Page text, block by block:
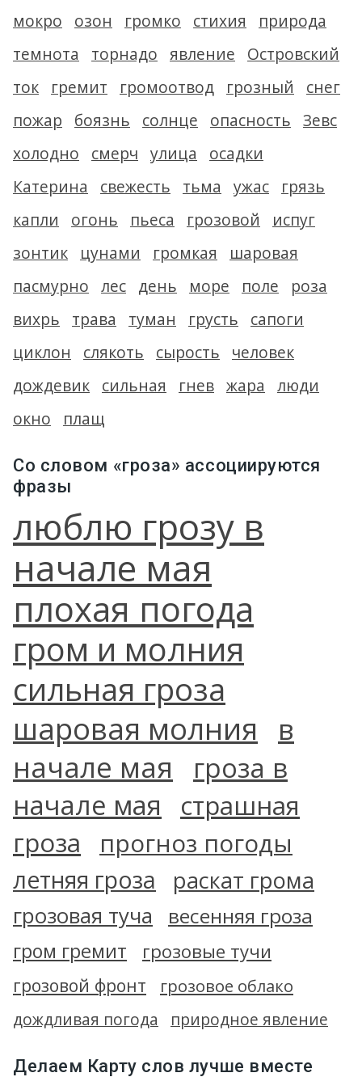
мокро
озон громко стихия
природа
темнота
торнадо явление
Островский
ток
гремит громоотвод грозный
снег
пожар
боязнь солнце опасность Зевс
холодно
смерч улица
осадки
Катерина
свежесть тьма ужас
грязь
капли
огонь пьеса грозовой
испуг
зонтик
цунами громкая
шаровая
пасмурно лес день море поле
роза
вихрь
трава туман грусть
сапоги
циклон
слякоть сырость
человек
дождевик сильная гнев жара
люди
окно
плащ
Со словом «гроза» ассоциируются
фразы
люблю грозу в
начале мая
плохая погода
гром и молния
сильная гроза
шаровая молния
в
начале мая
гроза в
начале мая
страшная
гроза
прогноз погоды
летняя гроза раскат грома
грозовая туча весенняя гроза
гром гремит грозовые тучи
грозовой фронт грозовое облако
дождливая погода природное явление
Делаем Карту слов лучше вместе